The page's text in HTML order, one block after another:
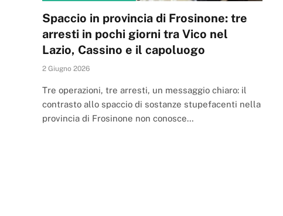
Spaccio in provincia di Frosinone: tre
arresti in pochi giorni tra Vico nel
Lazio, Cassino e il capoluogo
2 Giugno 2026
Tre operazioni, tre arresti, un messaggio chiaro: il
contrasto allo spaccio di sostanze stupefacenti nella
provincia di Frosinone non conosce…